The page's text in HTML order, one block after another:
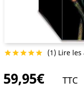
 (1) Lire les
59,95€ TTC